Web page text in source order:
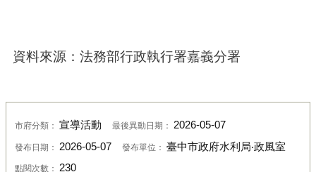
資料來源： 法務部行政執行署嘉義分署
市府分類： 宣導活動 最後異動日期： 2026-05-07
發布日期： 2026-05-07 發布單位： 臺中市政府水利局‧政風室
點閱次數： 230